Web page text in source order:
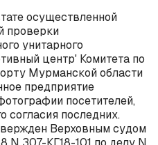
осуществленной
проверки
унитарного
центр' Комитета по
Мурманской области
предприятие
посетителей,
согласия последних.
Верховным судом